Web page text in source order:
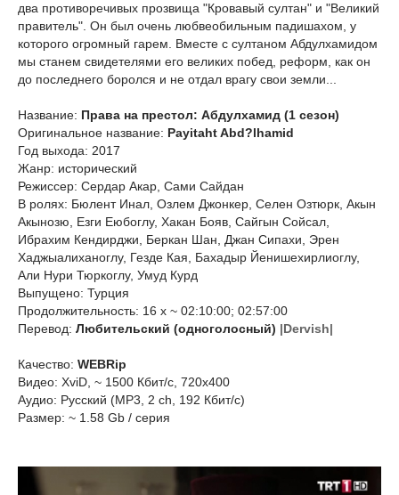
два противоречивых прозвища "Кровавый султан" и "Великий
правитель". Он был очень любвеобильным падишахом, у
которого огромный гарем. Вместе с султаном Абдулхамидом
мы станем свидетелями его великих побед, реформ, как он
до последнего боролся и не отдал врагу свои земли...
Название: Права на престол: Абдулхамид (1 сезон)
Оригинальное название: Payitaht Abd?lhamid
Год выхода: 2017
Жанр: исторический
Режиссер: Сердар Акар, Сами Сайдан
В ролях: Бюлент Инал, Озлем Джонкер, Селен Озтюрк, Акын
Акынозю, Езги Еюбоглу, Хакан Бояв, Сайгын Сойсал,
Ибрахим Кендирджи, Беркан Шан, Джан Сипахи, Эрен
Хаджыалиханоглу, Гезде Кая, Бахадыр Йенишехирлиоглу,
Али Нури Тюркоглу, Умуд Курд
Выпущено: Турция
Продолжительность: 16 x ~ 02:10:00; 02:57:00
Перевод: Любительский (одноголосный) |Dervish|
Качество: WEBRip
Видео: XviD, ~ 1500 Кбит/с, 720x400
Аудио: Русский (MP3, 2 ch, 192 Кбит/с)
Размер: ~ 1.58 Gb / серия